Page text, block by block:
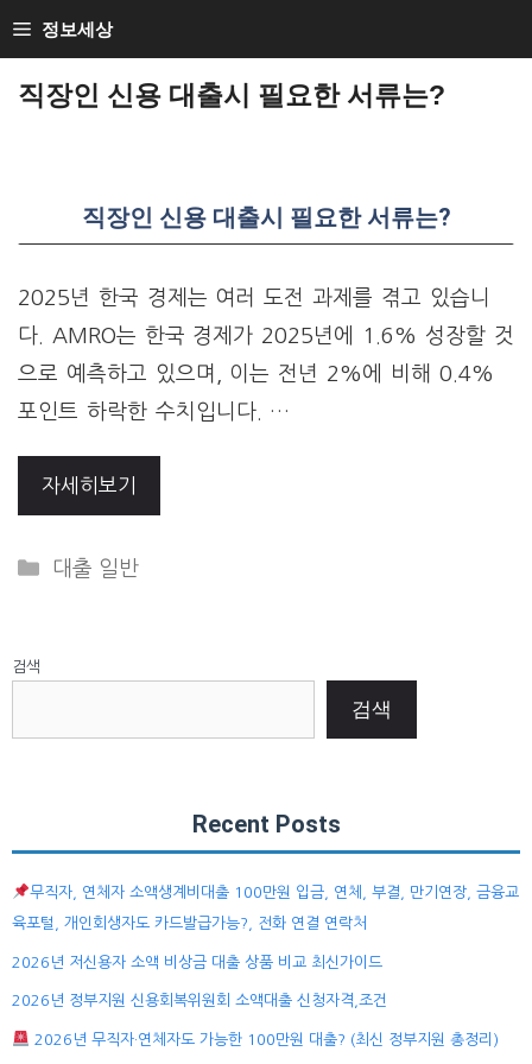
Skip
to
content
정보세상
직장인 신용 대출시 필요한 서류는?
직장인 신용 대출시 필요한 서류는?
2025년 한국 경제는 여러 도전 과제를 겪고 있습니
다. AMRO는 한국 경제가 2025년에 1.6% 성장할 것
으로 예측하고 있으며, 이는 전년 2%에 비해 0.4%
포인트 하락한 수치입니다. …
자세히보기
Categories
대출 일반
검색
검색
Recent Posts
무직자, 연체자 소액생계비대출 100만원 입금, 연체, 부결, 만기연장, 금융교
육포털, 개인회생자도 카드발급가능?, 전화 연결 연락처
2026년 저신용자 소액 비상금 대출 상품 비교 최신가이드
2026년 정부지원 신용회복위원회 소액대출 신청자격,조건
2026년 무직자·연체자도 가능한 100만원 대출? (최신 정부지원 총정리)